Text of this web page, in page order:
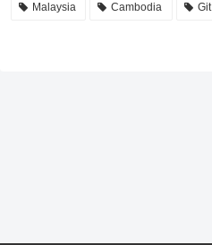
Malaysia Cambodia Git